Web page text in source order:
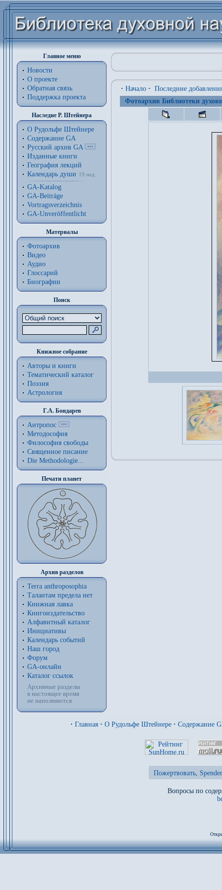
Главное меню
Новости
О проекте
Обратная связь
Поддержка проекта
Наследие Р. Штейнера
О Рудольфе Штейнере
Содержание GA
Русский архив GA
Изданные книги
География лекций
Календарь души
19 нед.
GA-Katalog
GA-Beiträge
Vortragsverzeichnis
GA-Unveröffentlicht
Материалы
Фотоархив
Видео
Аудио
Глоссарий
Биографии
Поиск
Книжное собрание
Авторы и книги
Тематический каталог
Поэзия
Астрология
Г.А. Бондарев
Антропос
Методософия
Философия cвободы
Священное писание
Die Methodologie...
Печати планет
Архив разделов
Terra anthroposophia
Талантам предела нет
Книжная лавка
Книгоиздательство
Алфавитный каталог
Инициативы
Календарь событий
Наш город
Форум
GA-онлайн
Каталог ссылок
Архивные разделы
в настоящее время
не наполняются
· Начало · Последние
Фотоархив Библиотеки
· Главная · О Рудольфе Штейнере · Содержание
Пожертвовать,
Вопросы по